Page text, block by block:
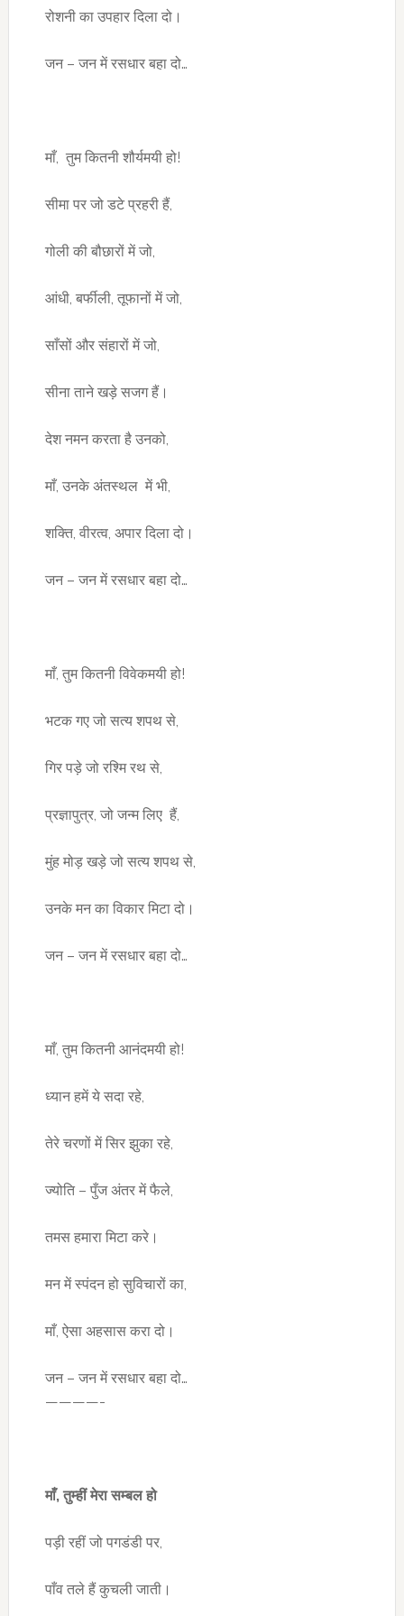
रोशनी का उपहार दिला दो।
जन – जन में रसधार बहा दो…
माँ, तुम कितनी शौर्यमयी हो!
सीमा पर जो डटे प्रहरी हैं,
गोली की बौछारों में जो,
आंधी, बर्फीली, तूफानों में जो,
साँसों और संहारों में जो,
सीना ताने खड़े सजग हैं।
देश नमन करता है उनको,
माँ, उनके अंतस्थल में भी,
शक्ति, वीरत्व, अपार दिला दो।
जन – जन में रसधार बहा दो…
माँ, तुम कितनी विवेकमयी हो!
भटक गए जो सत्य शपथ से,
गिर पड़े जो रश्मि रथ से,
प्रज्ञापुत्र, जो जन्म लिए हैं,
मुंह मोड़ खड़े जो सत्य शपथ से,
उनके मन का विकार मिटा दो।
जन – जन में रसधार बहा दो…
माँ, तुम कितनी आनंदमयी हो!
ध्यान हमें ये सदा रहे,
तेरे चरणों में सिर झुका रहे,
ज्योति – पुँज अंतर में फैले,
तमस हमारा मिटा करे।
मन में स्पंदन हो सुविचारों का,
माँ, ऐसा अहसास करा दो।
जन – जन में रसधार बहा दो…
————-
माँ, तुम्हीं मेरा सम्बल हो
पड़ी रहीं जो पगडंडी पर,
पाँव तले हैं कुचली जाती।